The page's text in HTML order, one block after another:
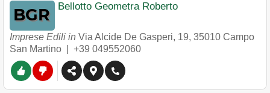
Bellotto Geometra Roberto
Imprese Edili in Via Alcide De Gasperi, 19, 35010 Campo
San Martino
+39 049552060